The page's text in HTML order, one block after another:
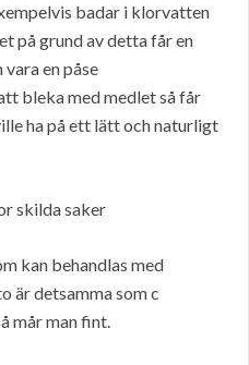
badar i klorvatten
på grund av detta får en
en påse
bleka med medlet så får
ha på ett lätt och naturligt
skilda saker
kan behandlas med
är detsamma som c
mår man fint.